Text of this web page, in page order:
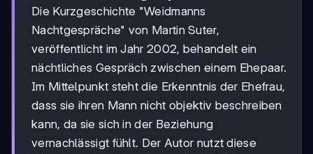
Die Kurzgeschichte "Weidmanns
Nachtgespräche" von Martin Suter,
veröffentlicht im Jahr 2002, behandelt ein
nächtliches Gespräch zwischen einem Ehepaar.
Im Mittelpunkt steht die Erkenntnis der Ehefrau,
dass sie ihren Mann nicht objektiv beschreiben
kann, da sie sich in der Beziehung
vernachlässigt fühlt. Der Autor nutzt diese